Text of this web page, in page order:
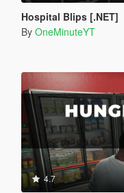
Hospital Blips [.NET]
By OneMinuteYT
4.7